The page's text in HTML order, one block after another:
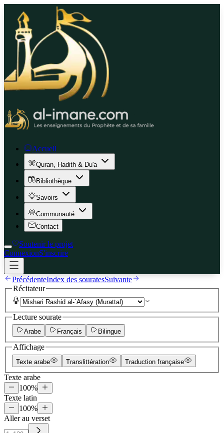
Accueil
Quran, Hadith & Du'a
Bibliothèque
Savoirs
Communauté
Contact
Soutenir le projet
ConnexionS'inscrire
PrécédenteIndex des souratesSuivante
Récitateur
Lecture sourate
Arabe Français Bilingue
Affichage
Texte arabe Translittération Traduction française
Texte arabe
100%
Texte latin
100%
Aller au verset